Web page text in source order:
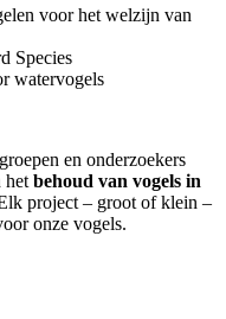
voor het welzijn van
Species
watervogels
en onderzoekers
het behoud van vogels in
project – groot of klein –
onze vogels.